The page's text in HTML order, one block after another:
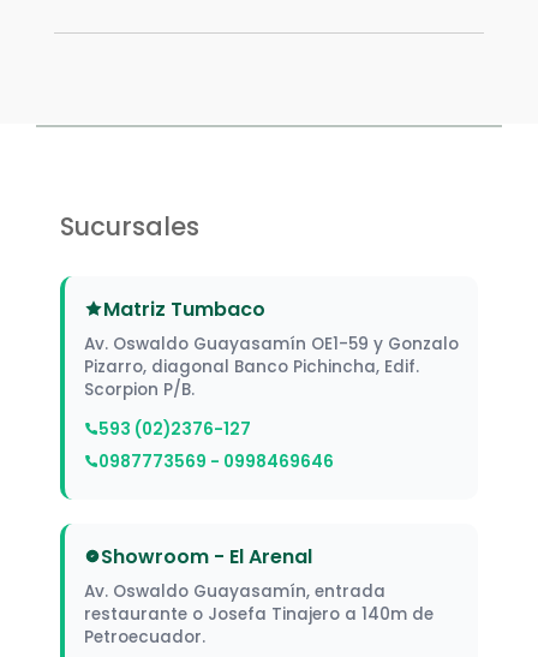
Sucursales
Matriz Tumbaco
Av. Oswaldo Guayasamín OE1-59 y Gonzalo
Pizarro, diagonal Banco Pichincha, Edif.
Scorpion P/B.
593 (02)2376-127
0987773569 - 0998469646
Showroom - El Arenal
Av. Oswaldo Guayasamín, entrada
restaurante o Josefa Tinajero a 140m de
Petroecuador.